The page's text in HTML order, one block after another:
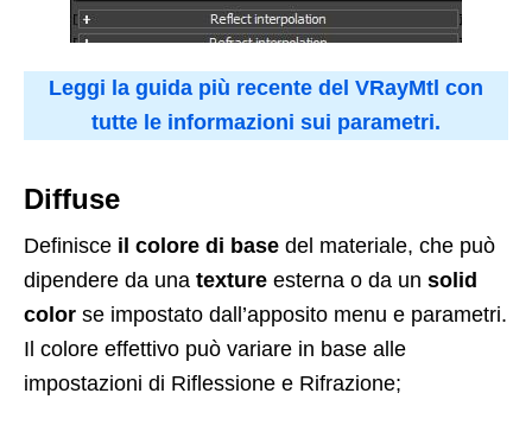
Leggi la guida più recente del VRayMtl con
tutte le informazioni sui parametri.
Diffuse
Definisce il colore di base del materiale, che può
dipendere da una texture esterna o da un solid
color se impostato dall’apposito menu e parametri.
Il colore effettivo può variare in base alle
impostazioni di Riflessione e Rifrazione;